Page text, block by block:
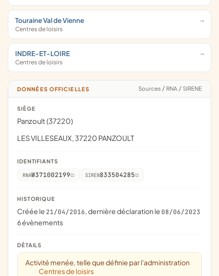
Touraine Val de Vienne
Centres de loisirs
INDRE-ET-LOIRE
Centres de loisirs
DONNÉES OFFICIELLES Sources / RNA / SIRENE
SIÈGE
Panzoult (37220)
LES VILLESEAUX, 37220 PANZOULT
IDENTIFIANTS
RNAW371002199 SIREN833504285
HISTORIQUE
Créée le 21/04/2016, dernière déclaration le 08/06/2023
6 évènements
DÉTAILS
Activité menée, telle que définie par l'administration
Centres de loisirs